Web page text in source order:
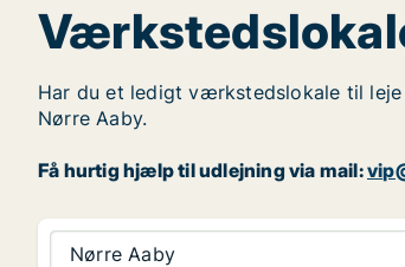
Har du et ledigt værkstedslokale til
Nørre Aaby.
Få hurtig hjælp til udlejning via mail:
Nørre Aaby